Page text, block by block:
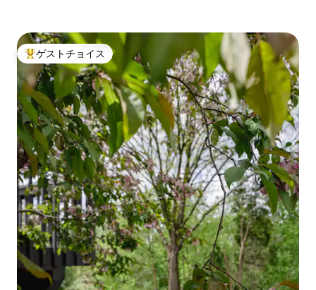
大好評のゲストチョイスです。
ゲストチョイス